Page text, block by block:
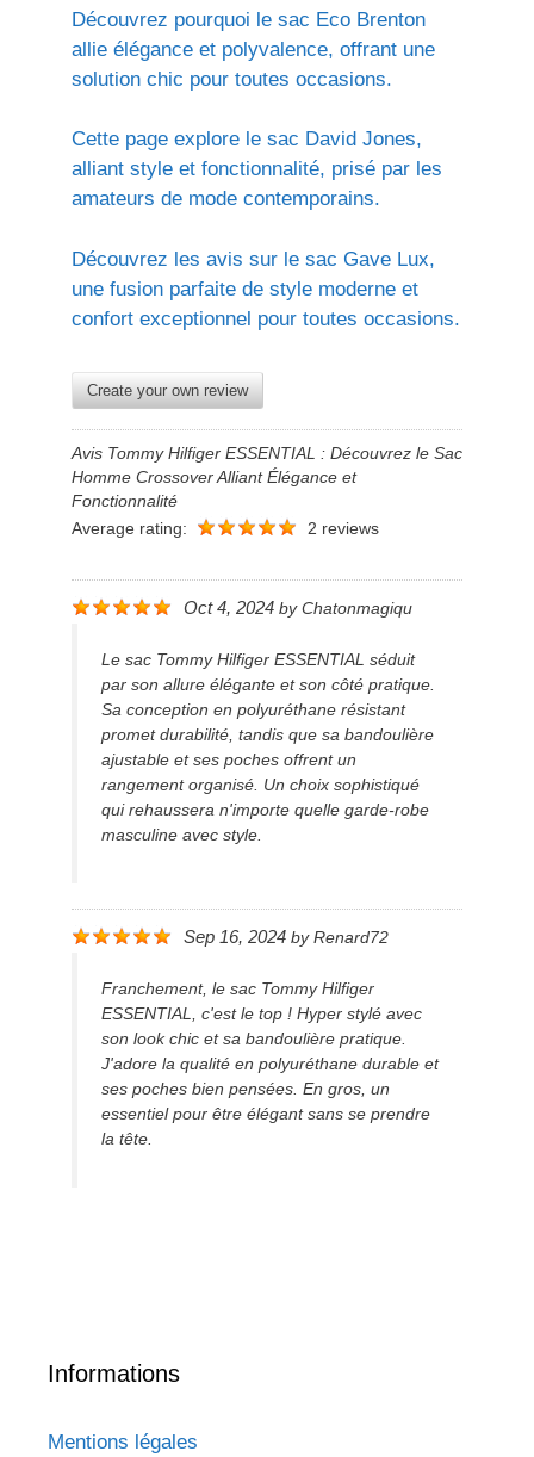
Découvrez pourquoi le sac Eco Brenton
allie élégance et polyvalence, offrant une
solution chic pour toutes occasions.
Cette page explore le sac David Jones,
alliant style et fonctionnalité, prisé par les
amateurs de mode contemporains.
Découvrez les avis sur le sac Gave Lux,
une fusion parfaite de style moderne et
confort exceptionnel pour toutes occasions.
Create your own review
Avis Tommy Hilfiger ESSENTIAL : Découvrez le Sac
Homme Crossover Alliant Élégance et
Fonctionnalité
Average rating:
2 reviews
Oct 4, 2024 by Chatonmagiqu
Le sac Tommy Hilfiger ESSENTIAL séduit
par son allure élégante et son côté pratique.
Sa conception en polyuréthane résistant
promet durabilité, tandis que sa bandoulière
ajustable et ses poches offrent un
rangement organisé. Un choix sophistiqué
qui rehaussera n'importe quelle garde-robe
masculine avec style.
Sep 16, 2024 by Renard72
Franchement, le sac Tommy Hilfiger
ESSENTIAL, c'est le top ! Hyper stylé avec
son look chic et sa bandoulière pratique.
J'adore la qualité en polyuréthane durable et
ses poches bien pensées. En gros, un
essentiel pour être élégant sans se prendre
la tête.
Informations
Mentions légales